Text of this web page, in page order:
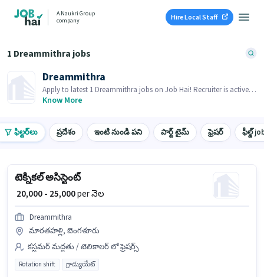
A Naukri Group
company
Hire Local Staff
1 Dreammithra jobs
Dreammithra
Apply to latest 1 Dreammithra jobs on Job Hai! Recruiter is actively
hiring in your area.
Know More
ఫిల్టర్‌లు ప్రదేశం ఇంటి నుండి పని పార్ట్ టైమ్ ఫ్రెషర్ ఫీల్డ్
టెక్నికల్ అసిస్టెంట్
₹ 20,000 - 25,000per నెల
Dreammithra
మారతహళ్లి, బెంగళూరు
కస్టమర్ మద్దతు / టెలికాలర్ లో ఫ్రెషర్స్
Rotation shift గ్రాడ్యుయేట్